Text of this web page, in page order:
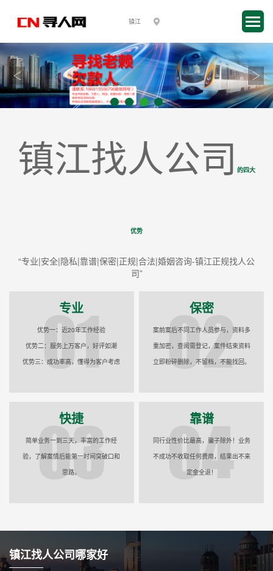
镇江找人公司 的四大
优势
“专业|安全|隐私|靠谱|保密|正规|合法|婚姻咨询-镇江正规找人公
司”
专业
优势一：近20年工作经验
优势二：服务上万客户，好评如潮
优势三：成功率高，懂得为客户考虑
保密
案前案后不同工作人员参与，资料多
重加密，查阅需登记，案件结束资料
立即粉碎删除，不留档，不能找回。
快捷
简单业务一到三天，丰富的工作经
验，了解案情后能第一时间突破口和
思路。
靠谱
同行业性价比最高，骗子除外！业务
不成功不收取任何费用，结果出不来
定金全退！
镇江找人公司哪家好